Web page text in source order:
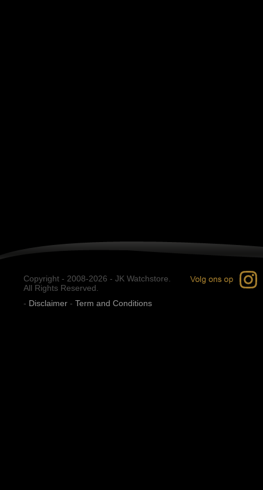
Copyright - 2008-2026 - JK Watchstore.
All Rights Reserved.
- Disclaimer - Term and Conditions